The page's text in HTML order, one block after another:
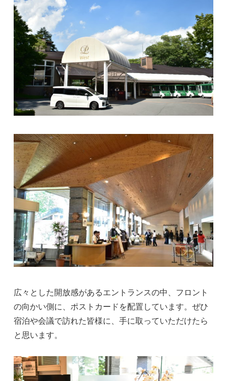
広々とした開放感があるエントランスの中、フロント
の向かい側に、ポストカードを配置しています。ぜひ
宿泊や会議で訪れた皆様に、手に取っていただけたら
と思います。